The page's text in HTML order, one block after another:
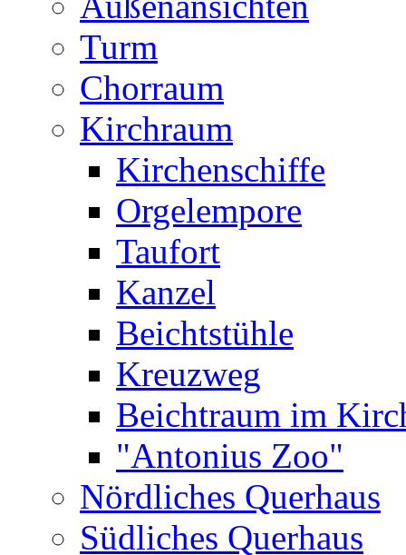
Turm
Chorraum
Kirchraum
Kirchenschiffe
Orgelempore
Taufort
Kanzel
Beichtstühle
Kreuzweg
Beichtraum im
"Antonius Zoo"
Nördliches Querhaus
Südliches Querhaus